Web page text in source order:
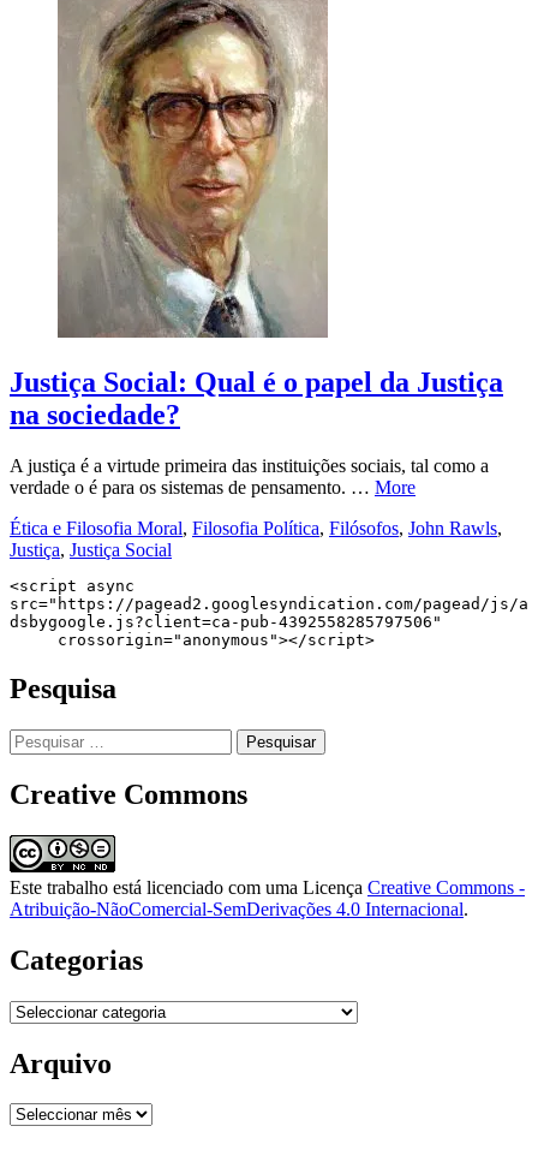
Justiça Social: Qual é o papel da Justiça
na sociedade?
A justiça é a virtude primeira das instituições sociais, tal como a
verdade o é para os sistemas de pensamento. … More
Ética e Filosofia Moral, Filosofia Política, Filósofos, John Rawls,
Justiça, Justiça Social
<script async
src="https://pagead2.googlesyndication.com/pagead/js/a
dsbygoogle.js?client=ca-pub-4392558285797506"
     crossorigin="anonymous"></script>
Pesquisa
Pesquisar
por:
Creative Commons
Este trabalho está licenciado com uma Licença Creative Commons -
Atribuição-NãoComercial-SemDerivações 4.0 Internacional.
Categorias
Categorias
Arquivo
Arquivo